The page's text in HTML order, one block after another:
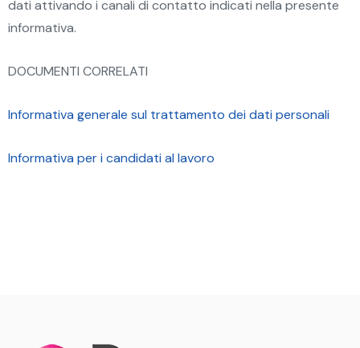
dati attivando i canali di contatto indicati nella presente
informativa.
DOCUMENTI CORRELATI
Informativa generale sul trattamento dei dati personali
Informativa per i candidati al lavoro